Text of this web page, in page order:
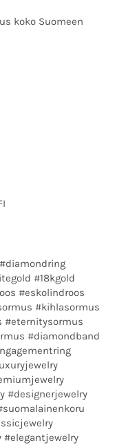
koko Suomeen
#18kgold
#eskolindroos
#kihlasormus
#eternitysormus
#diamondband
#designerjewelry